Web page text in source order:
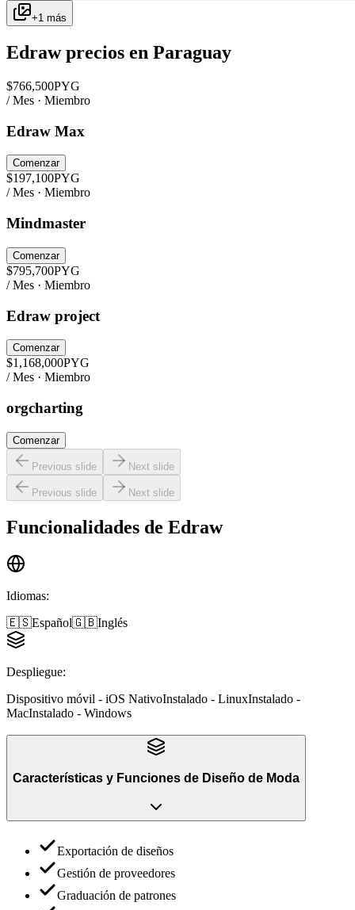
+1 más
Edraw precios en Paraguay
$766,500PYG
/ Mes · Miembro
Edraw Max
Comenzar
$197,100PYG
/ Mes · Miembro
Mindmaster
Comenzar
$795,700PYG
/ Mes · Miembro
Edraw project
Comenzar
$1,168,000PYG
/ Mes · Miembro
orgcharting
Comenzar
Previous slide Next slide
Previous slide Next slide
Funcionalidades de Edraw
Idiomas:
🇪🇸Español🇬🇧Inglés
Despliegue:
Dispositivo móvil - iOS NativoInstalado - LinuxInstalado -
MacInstalado - Windows
Características y Funciones de Diseño de Moda
Exportación de diseños
Gestión de proveedores
Graduación de patrones